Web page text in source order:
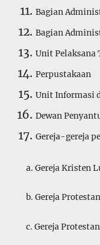
Bagian
Bagian
Unit Pelaksana
Perpustakaan
Unit Informasi
Dewan
Gereja-gereja
a. Gereja Kristen
b. Gereja
c. Gereja Protestan